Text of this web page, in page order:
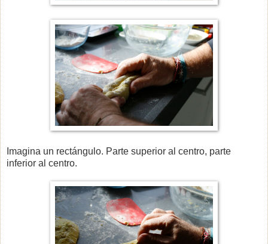
Imagina un rectángulo. Parte superior al centro, parte
inferior al centro.